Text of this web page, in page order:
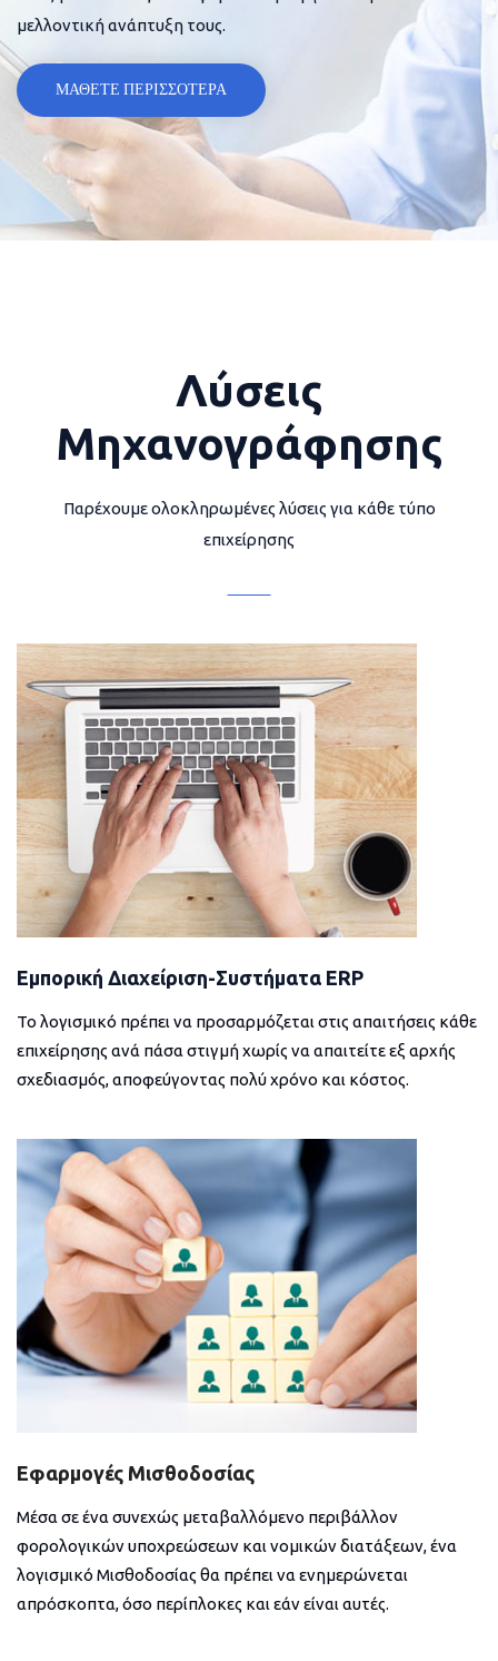
μελλοντική ανάπτυξη τους.
ΜΑΘΕΤΕ ΠΕΡΙΣΣΟΤΕΡΑ
Λύσεις
Μηχανογράφησης
Παρέχουμε ολοκληρωμένες λύσεις για κάθε τύπο
επιχείρησης
Εμπορική Διαχείριση-Συστήματα ERP
Το λογισμικό πρέπει να προσαρμόζεται στις απαιτήσεις κάθε
επιχείρησης ανά πάσα στιγμή χωρίς να απαιτείτε εξ αρχής
σχεδιασμός, αποφεύγοντας πολύ χρόνο και κόστος.
Εφαρμογές Μισθοδοσίας
Μέσα σε ένα συνεχώς μεταβαλλόμενο περιβάλλον
φορολογικών υποχρεώσεων και νομικών διατάξεων, ένα
λογισμικό Μισθοδοσίας θα πρέπει να ενημερώνεται
απρόσκοπτα, όσο περίπλοκες και εάν είναι αυτές.